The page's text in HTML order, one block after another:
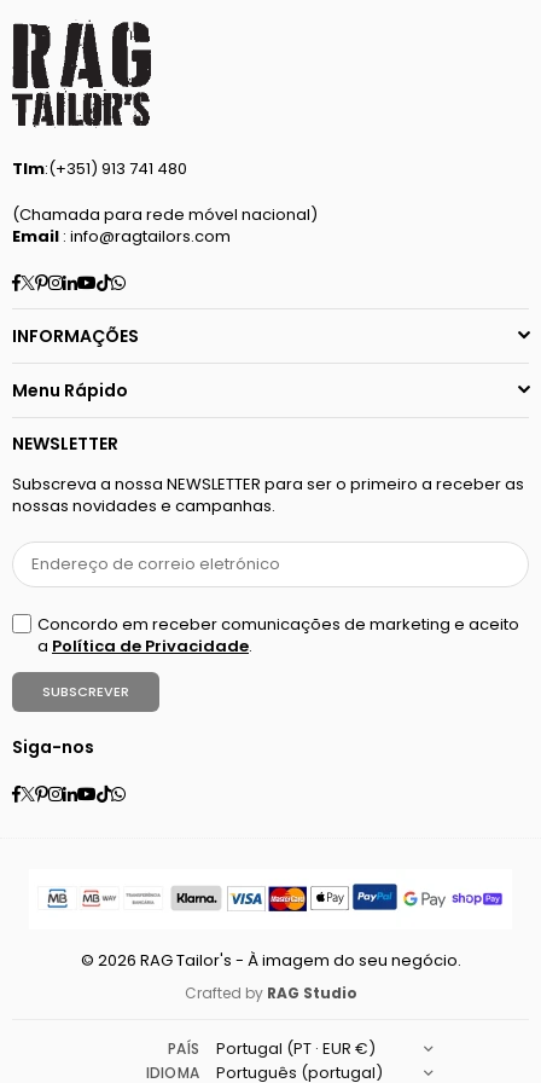
Tlm:(+351) 913 741 480
(Chamada para rede móvel nacional)
Email : info@ragtailors.com
Facebook
Twitter
Pinterest
Instagram
Linkedin
YouTube
TikTok
Whatsapp
INFORMAÇÕES
Menu Rápido
NEWSLETTER
Subscreva a nossa NEWSLETTER para ser o primeiro a receber as
nossas novidades e campanhas.
Concordo em receber comunicações de marketing e aceito
a Política de Privacidade.
SUBSCREVER
Siga-nos
Facebook
Twitter
Pinterest
Instagram
Linkedin
YouTube
TikTok
Whatsapp
© 2026 RAG Tailor's - À imagem do seu negócio.
Crafted by RAG Studio
PAÍS
IDIOMA